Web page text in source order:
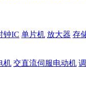
钟IC 单片机 放大器 存
机 交直流伺服电动机